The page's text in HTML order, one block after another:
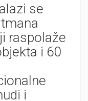
se
raspolaže
i 60
i